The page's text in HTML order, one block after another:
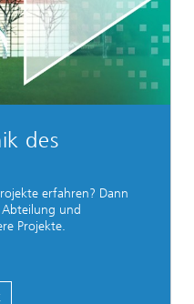
des
erfahren? Dann
Abteilung und
Projekte.